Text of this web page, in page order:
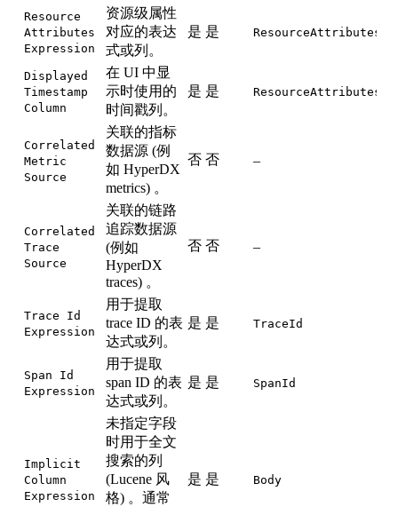
Resource
Attributes
Expression
资源级属性
对应的表达
式或列。
是 是 ResourceAttributes
Displayed
Timestamp
Column
在 UI 中显
示时使用的
时间戳列。
是 是 ResourceAttributes
Correlated
Metric
Source
关联的指标
数据源 (例
如 HyperDX
metrics) 。
否 否 –
Correlated
Trace
Source
关联的链路
追踪数据源
(例如
HyperDX
traces) 。
否 否 –
Trace Id
Expression
用于提取
trace ID 的表
达式或列。
是 是 TraceId
Span Id
Expression
用于提取
span ID 的表
达式或列。
是 是 SpanId
Implicit
Column
Expression
未指定字段
时用于全文
搜索的列
(Lucene 风
格) 。通常
是 是 Body